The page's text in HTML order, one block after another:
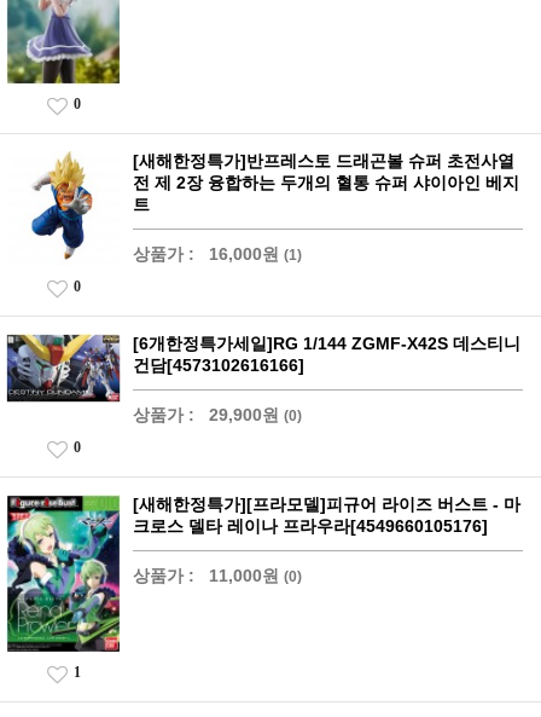
0
[새해한정특가]반프레스토 드래곤볼 슈퍼 초전사열
전 제 2장 융합하는 두개의 혈통 슈퍼 샤이아인 베지
트
상품가 : 16,000원 (1)
0
[6개한정특가세일]RG 1/144 ZGMF-X42S 데스티니
건담[4573102616166]
상품가 : 29,900원 (0)
0
[새해한정특가][프라모델]피규어 라이즈 버스트 - 마
크로스 델타 레이나 프라우라[4549660105176]
상품가 : 11,000원 (0)
1